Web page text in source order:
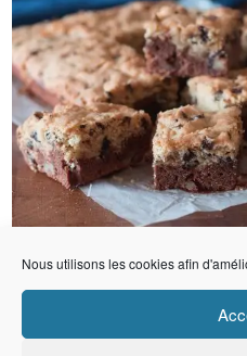
Nous utilisons les cookies afin